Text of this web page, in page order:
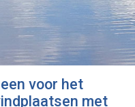
voor het
met